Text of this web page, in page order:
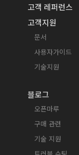
고객 레퍼런스
고객지원
문서
사용자가이드
기술지원
블로그
오픈마루
구매 관련
기술 지원